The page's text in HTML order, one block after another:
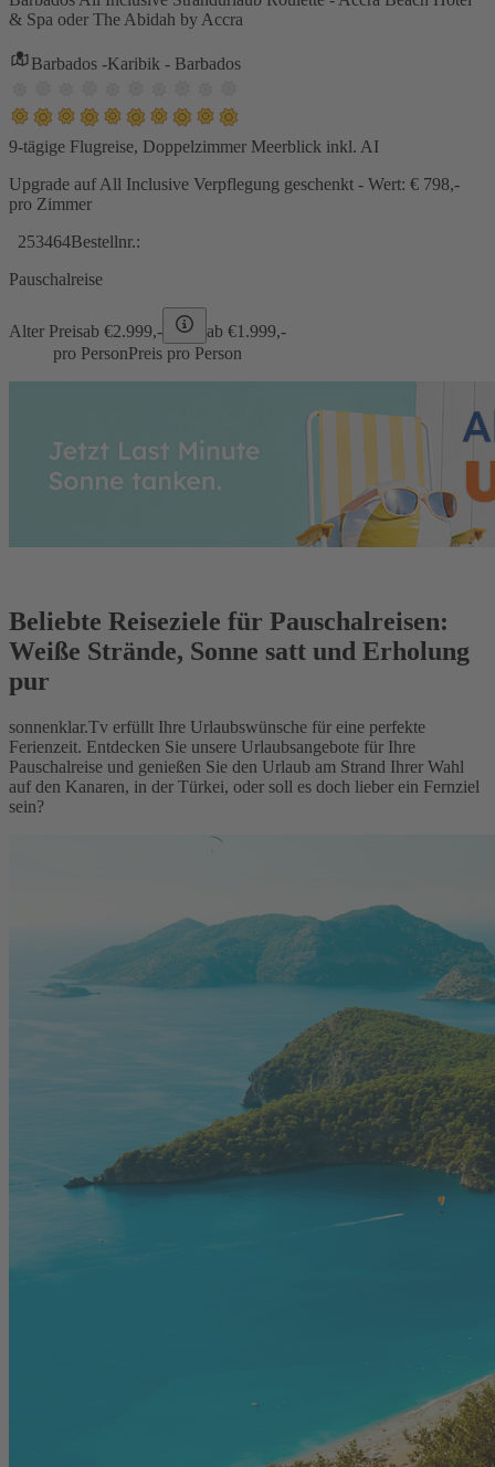
& Spa oder The Abidah by Accra
Barbados -Karibik - Barbados
9-tägige Flugreise, Doppelzimmer Meerblick inkl. AI
Upgrade auf All Inclusive Verpflegung geschenkt - Wert: € 798,-
pro Zimmer
253464Bestellnr.:
Pauschalreise
Alter Preisab €2.999,- ab €1.999,-
pro PersonPreis pro Person
Beliebte Reiseziele für Pauschalreisen:
Weiße Strände, Sonne satt und Erholung
pur
sonnenklar.Tv erfüllt Ihre Urlaubswünsche für eine perfekte
Ferienzeit. Entdecken Sie unsere Urlaubsangebote für Ihre
Pauschalreise und genießen Sie den Urlaub am Strand Ihrer Wahl
auf den Kanaren, in der Türkei, oder soll es doch lieber ein Fernziel
sein?